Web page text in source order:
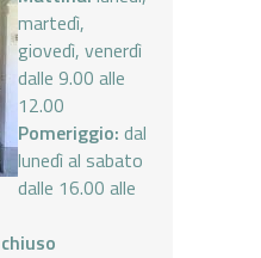
martedì,
giovedì, venerdì
dalle 9.00 alle
12.00
Pomeriggio: dal
lunedì al sabato
dalle 16.00 alle